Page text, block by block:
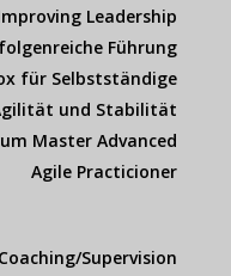
Leadership
Führung
für Selbstständige
und Stabilität
Master Advanced
Agile Practicioner
Coaching/Supervision